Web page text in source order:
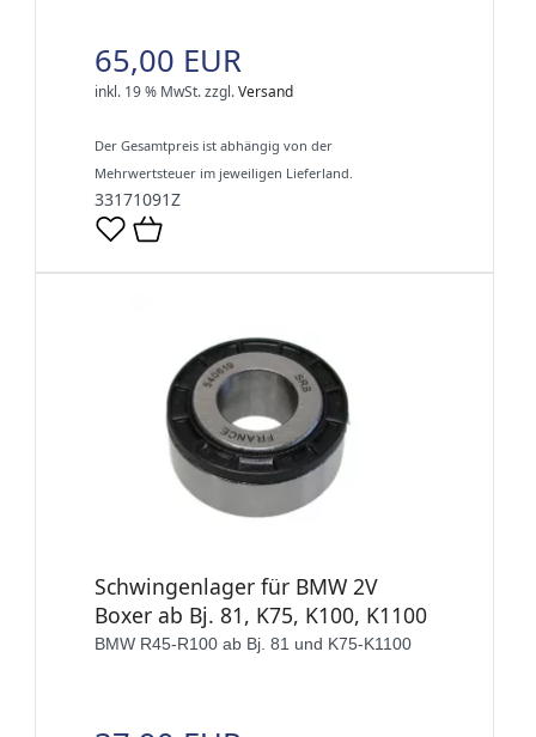
65,00 EUR
inkl. 19 % MwSt.zzgl.Versand
Der Gesamtpreis ist abhängig von der
Mehrwertsteuer im jeweiligen Lieferland.
33171091Z
Schwingenlager für BMW 2V
Boxer ab Bj. 81, K75, K100, K1100
BMW R45-R100 ab Bj. 81 und K75-K1100